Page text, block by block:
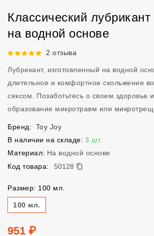
Классический
на водной основе
Рейтинг 5 из 5.2 отзыва
Лубрикант, изготовленный на водной
длительное и комфортное скольжение
сексом. Позаботьтесь о своем здоровье
образование микротравм или
Бренд:
Toy Joy
В наличии на складе: 3 шт.
Материал: На водной основе
Код товара:
50128
50128
Размер: 100 мл.
Размер
100 мл.
Цена
951 ₽